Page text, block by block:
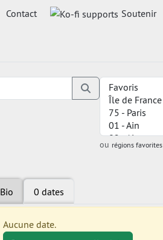
Contact Soutenir
ou régions favorites
Bio 0 dates
Aucune date.